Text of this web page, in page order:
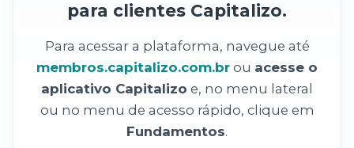
para clientes Capitalizo.
Para acessar a plataforma, navegue até
membros.capitalizo.com.br ou acesse o
aplicativo Capitalizo e, no menu lateral
ou no menu de acesso rápido, clique em
Fundamentos.